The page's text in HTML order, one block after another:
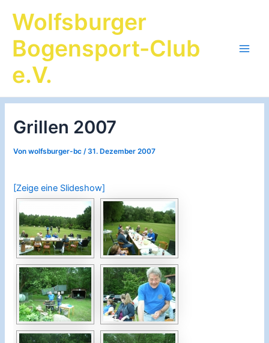
InhaltWolfsburger
Bogensport-Club
e.V.
Grillen 2007
Vonwolfsburger-bc /31. Dezember 2007
[Zeige eine Slideshow]